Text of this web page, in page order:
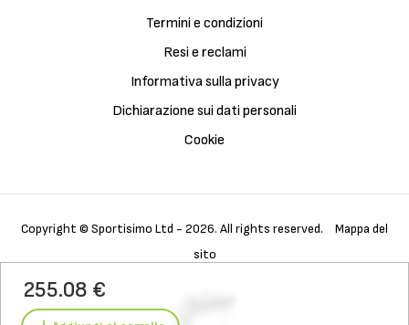
Caratteristiche
255.08 €
Termini e condizioni
Resi e reclami
Informativa sulla privacy
Dichiarazione sui dati personali
Cookie
Copyright © Sportisimo Ltd - 2026. All rights reserved.
Mappa del
sito